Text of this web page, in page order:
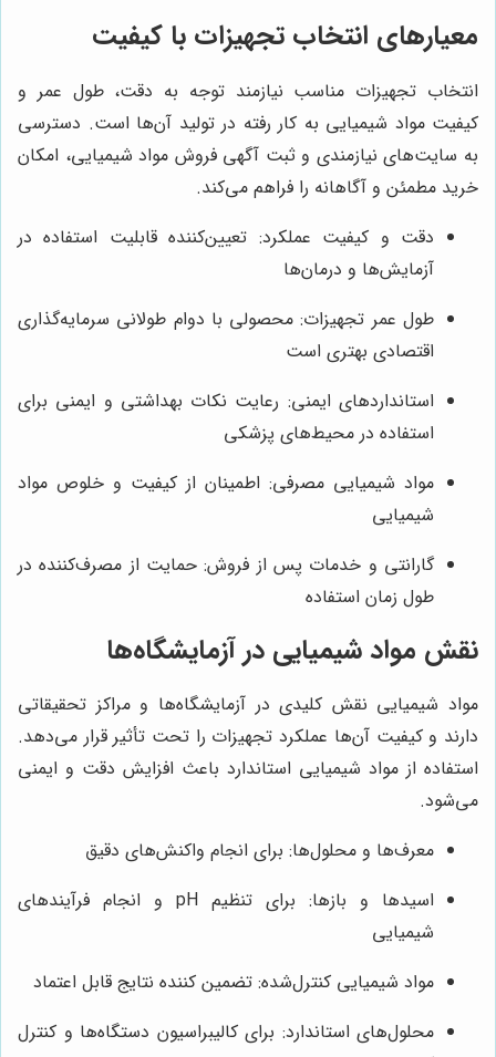
معیارهای انتخاب تجهیزات با کیفیت
انتخاب تجهیزات مناسب نیازمند توجه به دقت، طول عمر و
کیفیت مواد شیمیایی به کار رفته در تولید آن‌ها است. دسترسی
به سایت‌های نیازمندی و ثبت آگهی فروش مواد شیمیایی، امکان
خرید مطمئن و آگاهانه را فراهم می‌کند.
دقت و کیفیت عملکرد: تعیین‌کننده قابلیت استفاده در
آزمایش‌ها و درمان‌ها
طول عمر تجهیزات: محصولی با دوام طولانی سرمایه‌گذاری
اقتصادی بهتری است
استانداردهای ایمنی: رعایت نکات بهداشتی و ایمنی برای
استفاده در محیط‌های پزشکی
مواد شیمیایی مصرفی: اطمینان از کیفیت و خلوص مواد
شیمیایی
گارانتی و خدمات پس از فروش: حمایت از مصرف‌کننده در
طول زمان استفاده
نقش مواد شیمیایی در آزمایشگاه‌ها
مواد شیمیایی نقش کلیدی در آزمایشگاه‌ها و مراکز تحقیقاتی
دارند و کیفیت آن‌ها عملکرد تجهیزات را تحت تأثیر قرار می‌دهد.
استفاده از مواد شیمیایی استاندارد باعث افزایش دقت و ایمنی
می‌شود.
معرف‌ها و محلول‌ها: برای انجام واکنش‌های دقیق
اسیدها و بازها: برای تنظیم pH و انجام فرآیندهای
شیمیایی
مواد شیمیایی کنترل‌شده: تضمین کننده نتایج قابل اعتماد
محلول‌های استاندارد: برای کالیبراسیون دستگاه‌ها و کنترل